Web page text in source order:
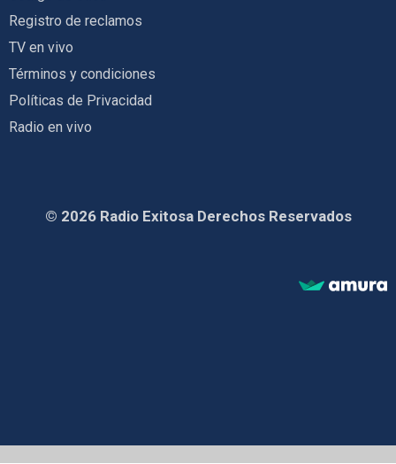
Registro de reclamos
TV en vivo
Términos y condiciones
Políticas de Privacidad
Radio en vivo
© 2026 Radio Exitosa Derechos Reservados